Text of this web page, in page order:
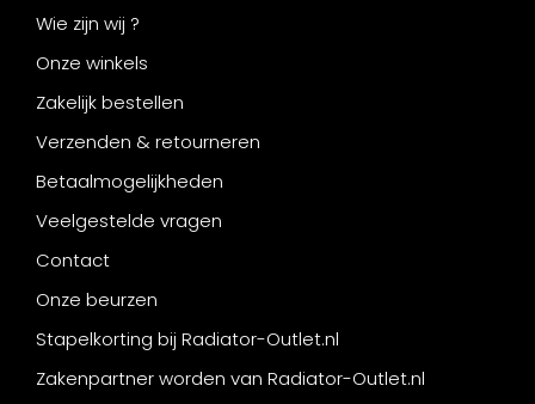
Wie zijn wij ?
Onze winkels
Zakelijk bestellen
Verzenden & retourneren
Betaalmogelijkheden
Veelgestelde vragen
Contact
Onze beurzen
Stapelkorting bij Radiator-Outlet.nl
Zakenpartner worden van Radiator-Outlet.nl